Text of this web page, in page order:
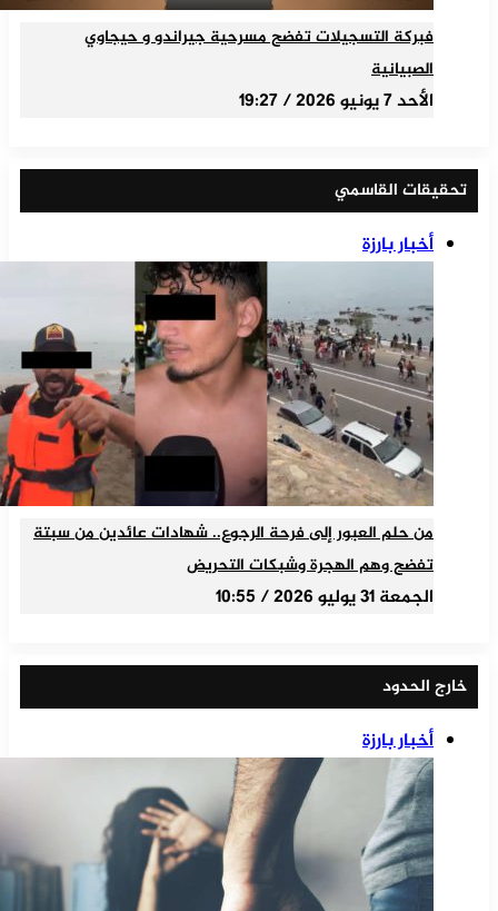
فبركة التسجيلات تفضح مسرحية جيراندو و حيجاوي
الصبيانية
الأحد 7 يونيو 2026 / 19:27
تحقيقات القاسمي
أخبار بارزة
من حلم العبور إلى فرحة الرجوع.. شهادات عائدين من سبتة
تفضح وهم الهجرة وشبكات التحريض
الجمعة 31 يوليو 2026 / 10:55
خارج الحدود
أخبار بارزة